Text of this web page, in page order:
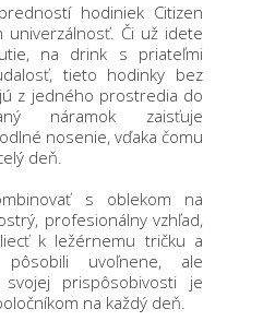
hodiniek Citizen
univerzálnosť. Či už idete
na drink s priateľmi
tieto hodinky bez
z jedného prostredia do
náramok zaisťuje
nosenie, vďaka čomu
deň.
s oblekom na
profesionálny vzhľad,
k ležérnemu tričku a
uvoľnene, ale
svojej prispôsobivosti je
na každý deň.